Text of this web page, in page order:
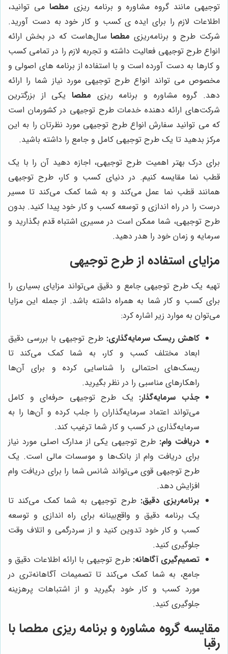
توجیهی مانند گروه مشاوره و برنامه ریزی مطصامی توانید،
اطلاعات لازم را برای ایده ی کسب و کار خود به دست آورید.
شرکت طرح و برنامه‌ریزی مطصاسال‌هاست که در بخش ارائه
انواع طرح توجیهی فعالیت داشته و تجربه لازم را در تمامی کسب
و کارها به دست آورده است و با استفاده از برنامه های اصولی و
مخصوص می تواند انواع طرح توجیهی مورد نیاز شما را ارائه
دهد. گروه مشاوره و برنامه ریزی مطصا یکی از بزرگترین
شرکت‌های ارائه دهنده خدمات طرح توجیهی در کشورمان است
که می توانید سفارش انواع طرح توجیهی مورد نظرتان را به این
مرکز بدهید تا یک طرح توجیهی کامل و جامع را داشته باشید.
برای درک بهتر اهمیت طرح توجیهی، اجازه دهید آن را با یک
قطب نما مقایسه کنیم. در دنیای کسب و کار، طرح توجیهی
همانند قطب نما عمل می‌کند و به شما کمک می‌کند تا مسیر
درست را در راه اندازی و توسعه کسب و کار خود پیدا کنید. بدون
طرح توجیهی، شما ممکن است در مسیری اشتباه قدم بگذارید و
سرمایه و زمان خود را هدر دهید.
مزایای استفاده از طرح توجیهی
تهیه یک طرح توجیهی جامع و دقیق می‌تواند مزایای بسیاری را
برای کسب و کار شما به همراه داشته باشد. از جمله این مزایا
می‌توان به موارد زیر اشاره کرد:
کاهش ریسک سرمایه‌گذاری: طرح توجیهی با بررسی دقیق
ابعاد مختلف کسب و کار، به شما کمک می‌کند تا
ریسک‌های احتمالی را شناسایی کرده و برای آن‌ها
راهکارهای مناسبی را در نظر بگیرید.
جذب سرمایه‌گذار: یک طرح توجیهی حرفه‌ای و کامل
می‌تواند اعتماد سرمایه‌گذاران را جلب کرده و آن‌ها را به
سرمایه‌گذاری در کسب و کار شما ترغیب کند.
دریافت وام: طرح توجیهی یکی از مدارک اصلی مورد نیاز
برای دریافت وام از بانک‌ها و موسسات مالی است. یک
طرح توجیهی قوی می‌تواند شانس شما را برای دریافت وام
افزایش دهد.
برنامه‌ریزی دقیق: طرح توجیهی به شما کمک می‌کند تا
یک برنامه دقیق و واقع‌بینانه برای راه اندازی و توسعه
کسب و کار خود تدوین کنید و از سردرگمی و اتلاف وقت
جلوگیری کنید.
تصمیم‌گیری آگاهانه: طرح توجیهی با ارائه اطلاعات دقیق و
جامع، به شما کمک می‌کند تا تصمیمات آگاهانه‌تری در
مورد کسب و کار خود بگیرید و از اشتباهات پرهزینه
جلوگیری کنید.
مقایسهگروه مشاوره و برنامه ریزی مطصا با
رقبا